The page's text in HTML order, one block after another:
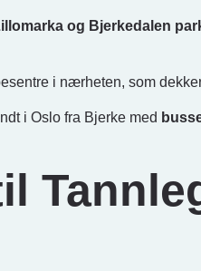
og Bjerkedalen
i nærheten, som
i Oslo fra Bjerke med